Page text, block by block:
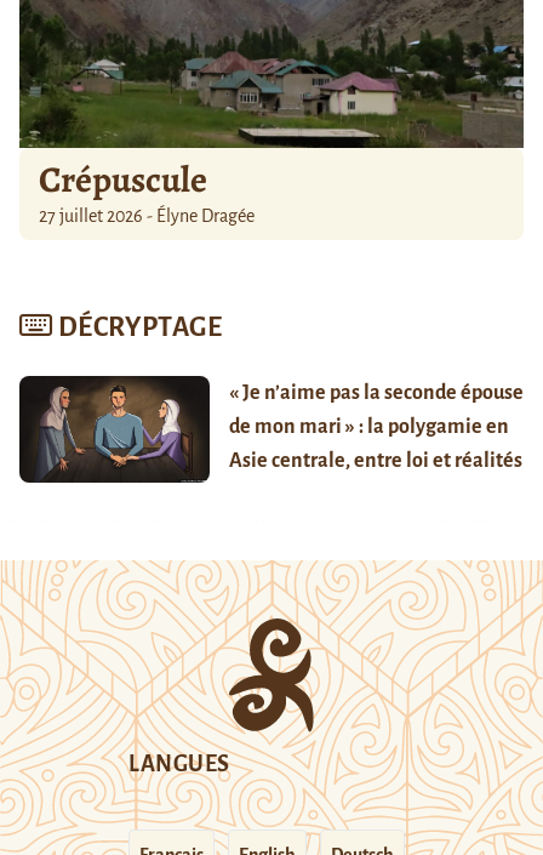
Crépuscule
27 juillet 2026 - Élyne Dragée
DÉCRYPTAGE
« Je n’aime pas la seconde épouse
de mon mari » : la polygamie en
Asie centrale, entre loi et réalités
LANGUES